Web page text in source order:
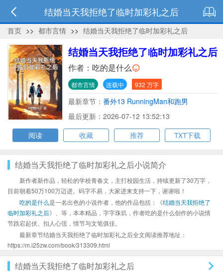
结婚当天我拒绝了临时加彩礼之后
首页 >> 都市言情 >> 结婚当天我拒绝了临时加彩礼之后
结婚当天我拒绝了临时加彩礼之后
作者： 吃的是什么
都市言情 连载中 932 万字
最新章节： 番外13 RunningMan和跑男
最后更新：2026-07-12 13:52:13
阅读
收藏 推荐 TXT下载
结婚当天我拒绝了临时加彩礼之后小说简介
新作者新作品，轻松的学校青春文，主打校园生活，持续更新了30万字，
目前朝着50万100万迈进。码字不易，大家进来支持一下，谢谢啦！
吃的是什么是一名出色的小说作者，他的作品包括：《结婚当天我拒绝了
临时加彩礼之后》、等，本本精品，字字珠玑，作者吃的是什么创作的小说情
节跌宕起伏、扣人心弦，情节与文笔俱佳。
最新章节结婚当天我拒绝了临时加彩礼之后全文阅读推荐地址：
https://m.i25zw.com/book/313309.html
结婚当天我拒绝了临时加彩礼之后